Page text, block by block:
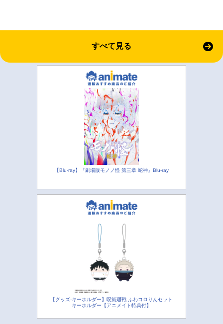
すべて見る
【Blu-ray】『劇場版モノノ怪 第三章 蛇神』Blu-ray
【グッズ-キーホルダー】呪術廻戦 ふわコロりんセット
キーホルダー【アニメイト特典付】